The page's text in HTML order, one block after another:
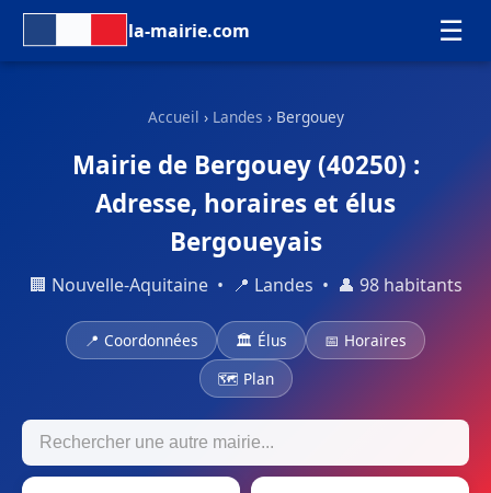
la-mairie.com ☰
Accueil › Landes › Bergouey
Mairie de Bergouey (40250) :
Adresse, horaires et élus
Bergoueyais
🏢 Nouvelle-Aquitaine • 📍 Landes • 👤 98 habitants
📍 Coordonnées 🏛 Élus
📅 Horaires
🗺 Plan